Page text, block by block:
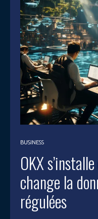
BUSINESS
OKX
change la
régulées